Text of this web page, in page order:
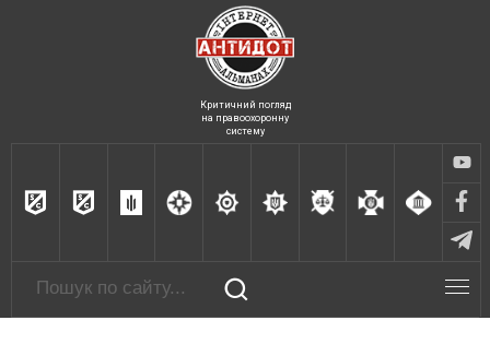
Критичний погляд
на правоохоронну
систему